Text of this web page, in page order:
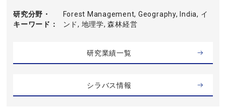
研究分野・
キーワード
Forest Management, Geography, India, イ
ンド, 地理学, 森林経営
研究業績一覧
シラバス情報